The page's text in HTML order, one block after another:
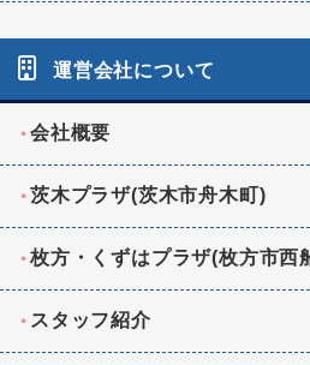
運営会社について
会社概要
茨木プラザ(茨木市舟木町)
枚方・くずはプラザ(枚方市西
スタッフ紹介